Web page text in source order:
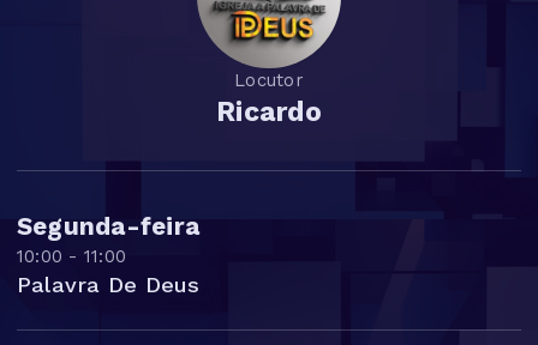
Locutor
Ricardo
Segunda-feira
10:00 - 11:00
Palavra De Deus